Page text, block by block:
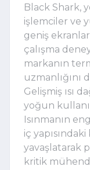
Black Shark,
işlemciler ve
geniş
çalışma
markanın
uzmanlığını
Gelişmiş ısı
yoğun
Isınmanın
iç
yavaşlatarak
kritik